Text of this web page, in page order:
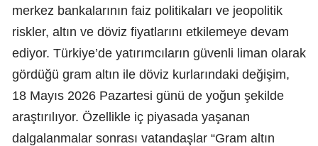
merkez bankalarının faiz politikaları ve jeopolitik
riskler, altın ve döviz fiyatlarını etkilemeye devam
ediyor. Türkiye’de yatırımcıların güvenli liman olarak
gördüğü gram altın ile döviz kurlarındaki değişim,
18 Mayıs 2026 Pazartesi günü de yoğun şekilde
araştırılıyor. Özellikle iç piyasada yaşanan
dalgalanmalar sonrası vatandaşlar “Gram altın